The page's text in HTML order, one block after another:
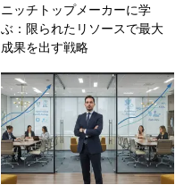
ニッチトップメーカーに学
ぶ：限られたリソースで最大
成果を出す戦略